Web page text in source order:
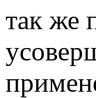
так же